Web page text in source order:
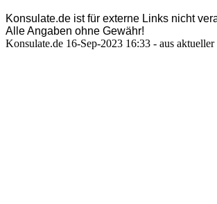
Konsulate.de ist für externe Links nicht
Alle Angaben ohne Gewähr!
Konsulate.de 16-Sep-2023 16:33 - aus